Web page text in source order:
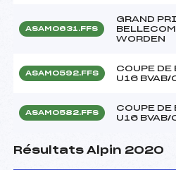
ASAM0631.FFS
GRAND
WORDEN
ASAM0592.FFS
COUPE DE
U16 BVAB/
ASAM0582.FFS
COUPE DE
U16 BVAB/
Résultats Alpin 2020